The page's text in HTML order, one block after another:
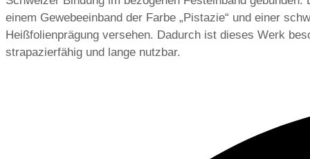
einem Gewebeeinband der Farbe „Pistazie“ und einer
Heißfolienprägung versehen. Dadurch ist dieses Werk
strapazierfähig und lange nutzbar.